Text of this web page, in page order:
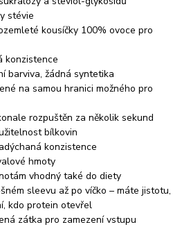
stévie
kousíčky 100% ovoce pro
konzistence
barviva, žádná syntetika
na samou hranici možného pro
rozpuštěn za několik sekund
bílkovin
konzistence
hmoty
vhodný také do diety
sleevu až po víčko – máte jistotu,
kdo protein otevřel
zátka pro zamezení vstupu